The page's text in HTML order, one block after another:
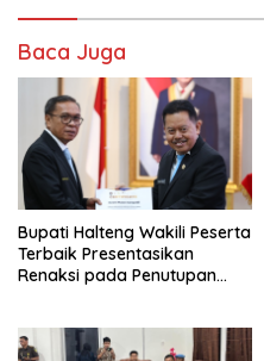
Baca Juga
Bupati Halteng Wakili Peserta
Terbaik Presentasikan
Renaksi pada Penutupan